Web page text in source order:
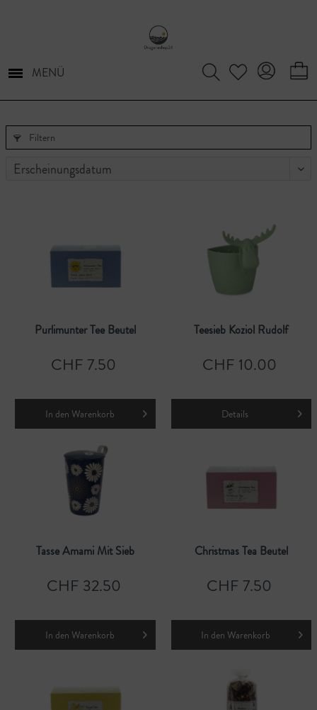
MENÜ
Filtern
Purlimunter Tee Beutel
CHF 7.50
In den Warenkorb
Teesieb Koziol Rudolf
CHF 10.00
Details
Tasse Amami Mit Sieb
CHF 32.50
In den Warenkorb
Christmas Tea Beutel
CHF 7.50
In den Warenkorb